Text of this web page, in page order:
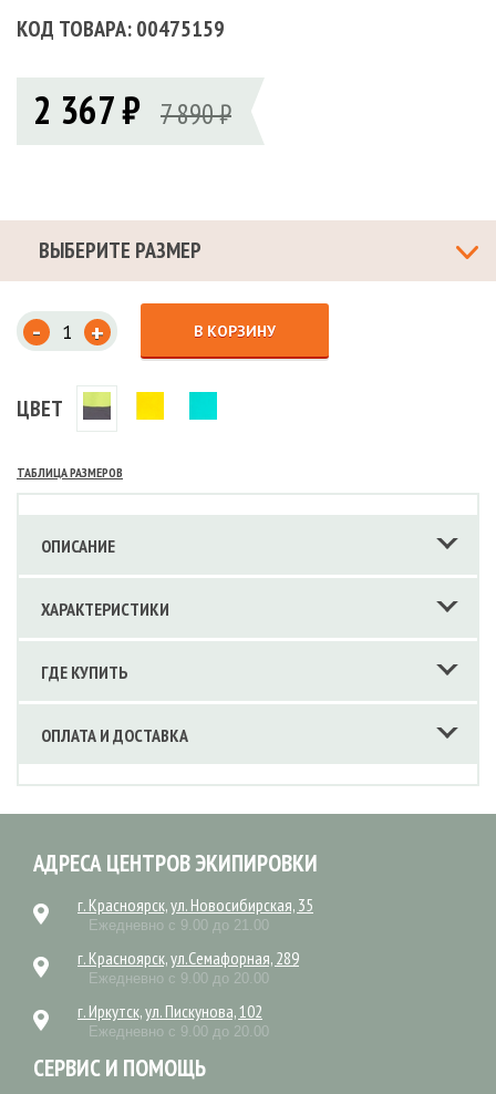
КОД ТОВАРА: 00475159
2 367 ₽ 7 890 ₽
ВЫБЕРИТЕ РАЗМЕР
- + В КОРЗИНУ
ЦВЕТ
ТАБЛИЦА РАЗМЕРОВ
ОПИСАНИЕ
ХАРАКТЕРИСТИКИ
ГДЕ КУПИТЬ
ОПЛАТА И ДОСТАВКА
АДРЕСА ЦЕНТРОВ ЭКИПИРОВКИ
г. Красноярск, ул. Новосибирская, 35
Ежедневно с 9.00 до 21.00
г. Красноярск, ул.Семафорная, 289
Ежедневно с 9.00 до 20.00
г. Иркутск, ул. Пискунова, 102
Ежедневно с 9.00 до 20.00
СЕРВИС И ПОМОЩЬ